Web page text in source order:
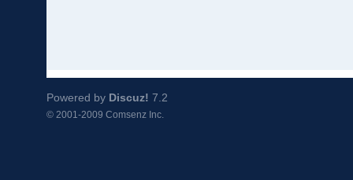
Powered by Discuz! 7.2
© 2001-2009 Comsenz Inc.